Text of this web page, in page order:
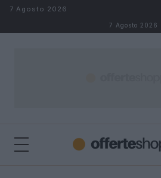
Salta al contenuto
7 Agosto 2026
7 Agosto 2026